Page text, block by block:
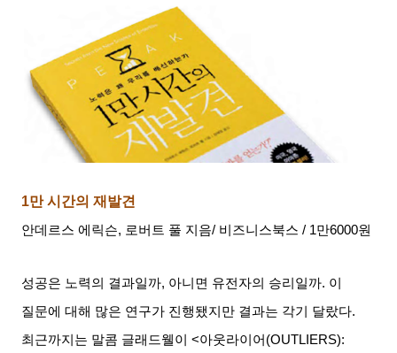
1만 시간의 재발견
안데르스 에릭슨, 로버트 풀 지음/ 비즈니스북스 / 1만6000원
성공은 노력의 결과일까, 아니면 유전자의 승리일까. 이
질문에 대해 많은 연구가 진행됐지만 결과는 각기 달랐다.
최근까지는 말콤 글래드웰이
<아웃라이어 (OUTLIERS):